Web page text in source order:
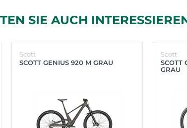
SIE AUCH
Scott
SCOTT GENIUS 920 M GRAU
Scott
SCOTT
GRAU